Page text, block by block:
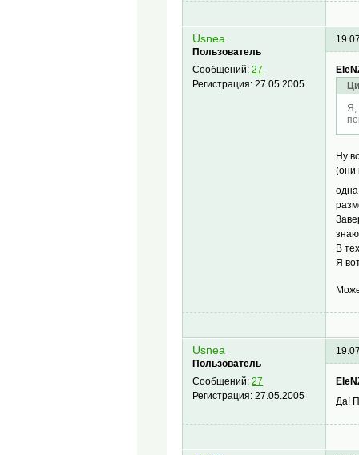
Usnea
Пользователь
Сообщений:27
Регистрация:27.05.2005
Я,
Ну
(они
В
Я
Usnea
Пользователь
Сообщений:27
Регистрация:27.05.2005
Да!